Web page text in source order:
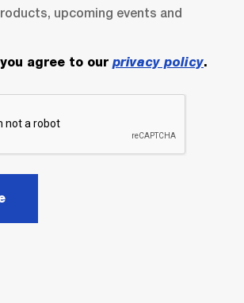
upcoming events and
agree to our privacy policy.